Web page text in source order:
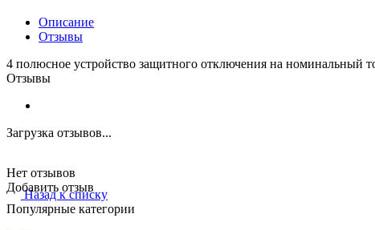
Описание
Отзывы
4 полюсное устройство защитного отключения на
Отзывы
Загрузка отзывов...
Нет отзывов
Добавить отзыв
Назад к списку
Популярные категории